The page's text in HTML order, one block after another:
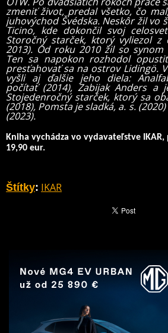
zmeniť život, predal všetko, čo
juhovýchod Švédska. Neskôr žil vo
Ticino, kde dokončil svoj
Storočný starček, ktorý vyliezol z
2013). Od roku 2010 žil so
Ten sa napokon rozhodol
presťahovať sa na ostrov Lidingö.
vyšli aj ďalšie jeho diela:
počítať (2014), Zabijak Anders a
Stojedenročný starček, ktorý sa
(2018), Pomsta je sladká, a. s.
(2023).
Kniha vychádza vo vydavateľstve IKAR,
19,90 eur.
Štítky: IKAR